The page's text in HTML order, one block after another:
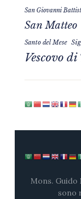
San Giovanni
San Matteo
Santo del Mese
Vescovo
Mons.
sono